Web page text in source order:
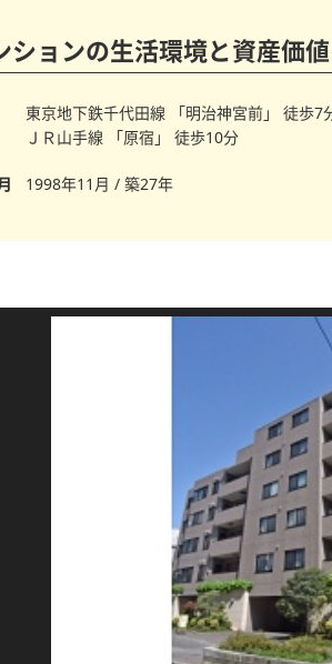
ションの生活環境と資産価
東京地下鉄千代田線 「明治神宮前」 徒歩7
ＪＲ山手線 「原宿」 徒歩10分
1998年11月 / 築27年